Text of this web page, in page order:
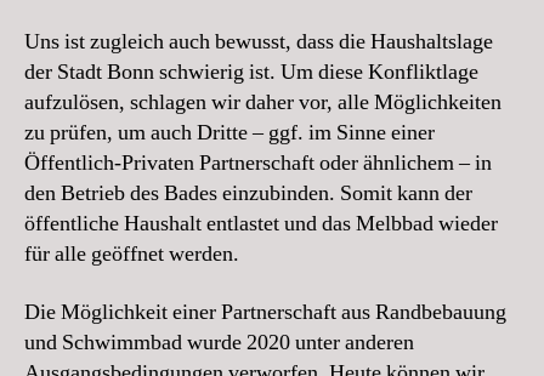
Uns ist zugleich auch bewusst, dass die Haushaltslage
der Stadt Bonn schwierig ist. Um diese Konfliktlage
aufzulösen, schlagen wir daher vor, alle Möglichkeiten
zu prüfen, um auch Dritte – ggf. im Sinne einer
Öffentlich-Privaten Partnerschaft oder ähnlichem – in
den Betrieb des Bades einzubinden. Somit kann der
öffentliche Haushalt entlastet und das Melbbad wieder
für alle geöffnet werden.
Die Möglichkeit einer Partnerschaft aus Randbebauung
und Schwimmbad wurde 2020 unter anderen